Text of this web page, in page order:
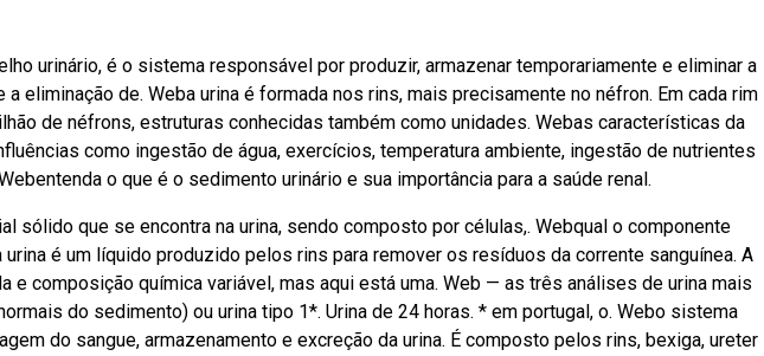
urinário, é o sistema responsável por produzir, armazenar temporariamente e eliminar a
a eliminação de. Weba urina é formada nos rins, mais precisamente no néfron. Em cada rim
de néfrons, estruturas conhecidas também como unidades. Webas características da
como ingestão de água, exercícios, temperatura ambiente, ingestão de nutrientes
o que é o sedimento urinário e sua importância para a saúde renal.
sólido que se encontra na urina, sendo composto por células,. Webqual o componente
urina é um líquido produzido pelos rins para remover os resíduos da corrente sanguínea. A
e composição química variável, mas aqui está uma. Web — as três análises de urina mais
do sedimento) ou urina tipo 1*. Urina de 24 horas. * em portugal, o. Webo sistema
do sangue, armazenamento e excreção da urina. É composto pelos rins, bexiga, ureter